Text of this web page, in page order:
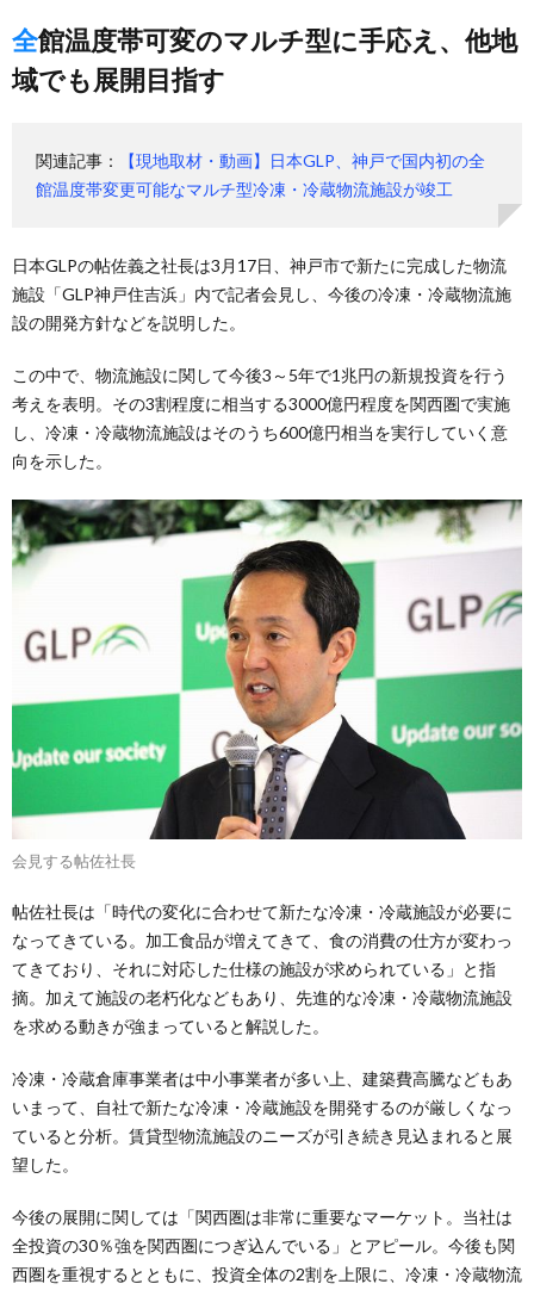
全館温度帯可変のマルチ型に手応え、他地
域でも展開目指す
関連記事：
【現地取材・動画】日本GLP、神戸で国内初の全
館温度帯変更可能なマルチ型冷凍・冷蔵物流施設が竣工
日本GLPの帖佐義之社長は3月17日、神戸市で新たに完成した物流
施設「GLP神戸住吉浜」内で記者会見し、今後の冷凍・冷蔵物流施
設の開発方針などを説明した。
この中で、物流施設に関して今後3～5年で1兆円の新規投資を行う
考えを表明。その3割程度に相当する3000億円程度を関西圏で実施
し、冷凍・冷蔵物流施設はそのうち600億円相当を実行していく意
向を示した。
会見する帖佐社長
帖佐社長は「時代の変化に合わせて新たな冷凍・冷蔵施設が必要に
なってきている。加工食品が増えてきて、食の消費の仕方が変わっ
てきており、それに対応した仕様の施設が求められている」と指
摘。加えて施設の老朽化などもあり、先進的な冷凍・冷蔵物流施設
を求める動きが強まっていると解説した。
冷凍・冷蔵倉庫事業者は中小事業者が多い上、建築費高騰などもあ
いまって、自社で新たな冷凍・冷蔵施設を開発するのが厳しくなっ
ていると分析。賃貸型物流施設のニーズが引き続き見込まれると展
望した。
今後の展開に関しては「関西圏は非常に重要なマーケット。当社は
全投資の30％強を関西圏につぎ込んでいる」とアピール。今後も関
西圏を重視するとともに、投資全体の2割を上限に、冷凍・冷蔵物流